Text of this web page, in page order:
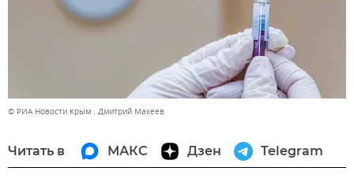
© РИА Новости Крым . Дмитрий Макеев
Читать в МАКС Дзен Telegram